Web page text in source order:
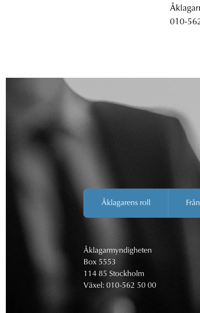
010-
Åklagarens roll
Åklagarmyndigheten
Box 5553
114 85 Stockholm
Växel: 010-562 50 00